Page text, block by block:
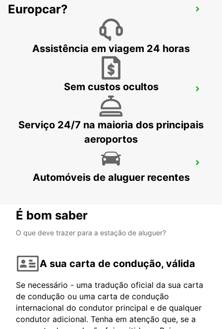
HAMBURG BERGEDORF NEW FROM 1 10
NORDERSTEDT
NORDERSTEDT - GERMANY
NORDERSTEDT NEW FROM 01 01 2027
NORDERSTEDT - GERMANY
Europcar?
Assistência em viagem 24 horas
Sem custos ocultos
Serviço 24/7 na maioria dos principais
aeroportos
Automóveis de aluguer recentes
É bom saber
O que deve trazer para a estação de aluguer?
A sua carta de condução, válida
Se necessário - uma tradução oficial da sua carta
de condução ou uma carta de condução
internacional do condutor principal e de qualquer
condutor adicional. Tenha em atenção que, se a